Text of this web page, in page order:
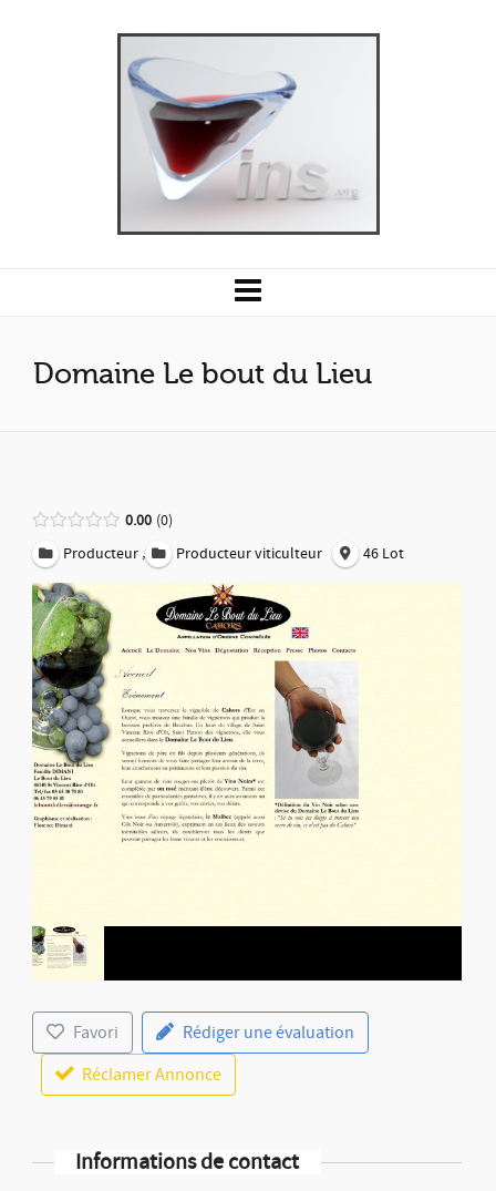
Domaine Le bout du Lieu
0.00 0
Producteur , Producteur viticulteur 46 Lot
Favori
Rédiger une évaluation
Réclamer Annonce
Informations de contact